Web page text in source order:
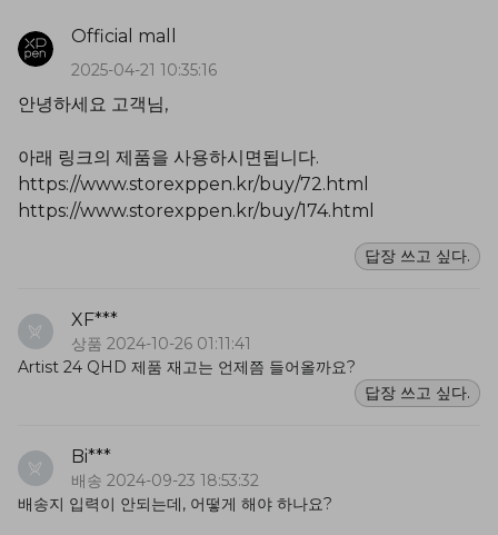
Official mall
2025-04-21 10:35:16
안녕하세요 고객님,
아래 링크의 제품을 사용하시면됩니다.
https://www.storexppen.kr/buy/72.html
https://www.storexppen.kr/buy/174.html
답장 쓰고 싶다.
XF***
상품 2024-10-26 01:11:41
Artist 24 QHD 제품 재고는 언제쯤 들어올까요?
답장 쓰고 싶다.
Bi***
배송 2024-09-23 18:53:32
배송지 입력이 안되는데, 어떻게 해야 하나요?